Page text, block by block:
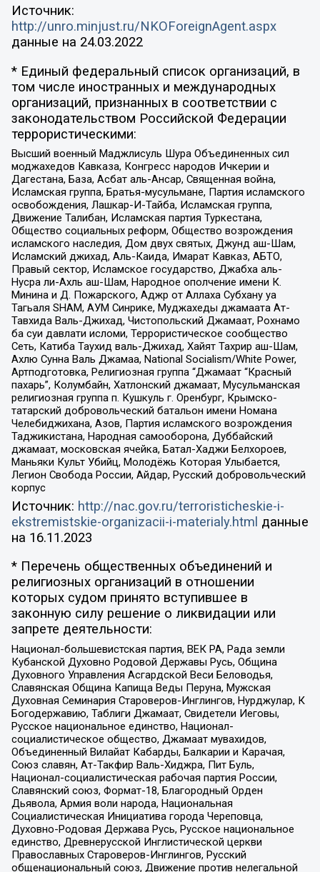
Источник:
http://unro.minjust.ru/NKOForeignAgent.aspx
данные на 24.03.2022
* Единый федеральный список организаций, в
том числе иностранных и международных
организаций, признанных в соответствии с
законодательством Российской Федерации
террористическими:
Высший военный Маджлисуль Шура Объединенных сил
моджахедов Кавказа, Конгресс народов Ичкерии и
Дагестана, База, Асбат аль-Ансар, Священная война,
Исламская группа, Братья-мусульмане, Партия исламского
освобождения, Лашкар-И-Тайба, Исламская группа,
Движение Талибан, Исламская партия Туркестана,
Общество социальных реформ, Общество возрождения
исламского наследия, Дом двух святых, Джунд аш-Шам,
Исламский джихад, Аль-Каида, Имарат Кавказ, АБТО,
Правый сектор, Исламское государство, Джабха аль-
Нусра ли-Ахль аш-Шам, Народное ополчение имени К.
Минина и Д. Пожарского, Аджр от Аллаха Субхану уа
Тагьаля SHAM, АУМ Синрике, Муджахеды джамаата Ат-
Тавхида Валь-Джихад, Чистопольский Джамаат, Рохнамо
ба суи давлати исломи, Террористическое сообщество
Сеть, Катиба Таухид валь-Джихад, Хайят Тахрир аш-Шам,
Ахлю Сунна Валь Джамаа, National Socialism/White Power,
Артподготовка, Религиозная группа “Джамаат “Красный
пахарь”, Колумбайн, Хатлонский джамаат, Мусульманская
религиозная группа п. Кушкуль г. Оренбург, Крымско-
татарский добровольческий батальон имени Номана
Челебиджихана, Азов, Партия исламского возрождения
Таджикистана, Народная самооборона, Дуббайский
джамаат, московская ячейка, Батал-Хаджи Белхороев,
Маньяки Культ Убийц, Молодёжь Которая Улыбается,
Легион Свобода России, Айдар, Русский добровольческий
корпус
Источник: http://nac.gov.ru/terroristicheskie-i-
ekstremistskie-organizacii-i-materialy.html данные
на 16.11.2023
* Перечень общественных объединений и
религиозных организаций в отношении
которых судом принято вступившее в
законную силу решение о ликвидации или
запрете деятельности:
Национал-большевистская партия, ВЕК РА, Рада земли
Кубанской Духовно Родовой Державы Русь, Община
Духовного Управления Асгардской Веси Беловодья,
Славянская Община Капища Веды Перуна, Мужская
Духовная Семинария Староверов-Инглингов, Нурджулар, К
Богодержавию, Таблиги Джамаат, Свидетели Иеговы,
Русское национальное единство, Национал-
социалистическое общество, Джамаат мувахидов,
Объединенный Вилайат Кабарды, Балкарии и Карачая,
Союз славян, Ат-Такфир Валь-Хиджра, Пит Буль,
Национал-социалистическая рабочая партия России,
Славянский союз, Формат-18, Благородный Орден
Дьявола, Армия воли народа, Национальная
Социалистическая Инициатива города Череповца,
Духовно-Родовая Держава Русь, Русское национальное
единство, Древнерусской Инглистической церкви
Православных Староверов-Инглингов, Русский
общенациональный союз, Движение против нелегальной